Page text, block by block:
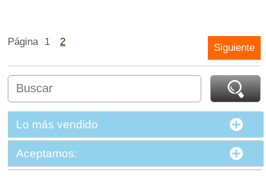
Página 1 2
Siguiente
Lo más vendido
Aceptamos: